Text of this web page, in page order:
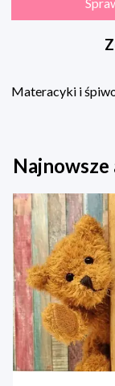
Materacyki i